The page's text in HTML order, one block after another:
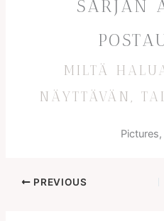
SARJAN
MILTÄ
NÄYTTÄVÄN,
Pictures,
PREVIOUS